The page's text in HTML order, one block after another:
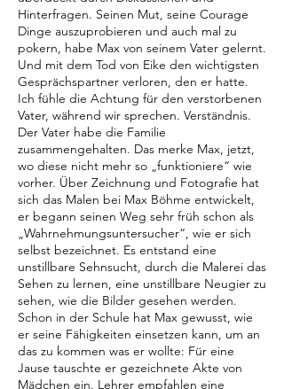
Hinterfragen. Seinen Mut, seine Courage
Dinge auszuprobieren und auch mal zu
pokern, habe Max von seinem Vater gelernt.
Und mit dem Tod von Eike den wichtigsten
Gesprächspartner verloren, den er hatte.
Ich fühle die Achtung für den verstorbenen
Vater, während wir sprechen. Verständnis.
Der Vater habe die Familie
zusammengehalten. Das merke Max, jetzt,
wo diese nicht mehr so „funktioniere“ wie
vorher. Über Zeichnung und Fotografie hat
sich das Malen bei Max Böhme entwickelt,
er begann seinen Weg sehr früh schon als
„Wahrnehmungsuntersucher“, wie er sich
selbst bezeichnet. Es entstand eine
unstillbare Sehnsucht, durch die Malerei das
Sehen zu lernen, eine unstillbare Neugier zu
sehen, wie die Bilder gesehen werden.
Schon in der Schule hat Max gewusst, wie
er seine Fähigkeiten einsetzen kann, um an
das zu kommen was er wollte: Für eine
Jause tauschte er gezeichnete Akte von
Mädchen ein. Lehrer empfahlen eine